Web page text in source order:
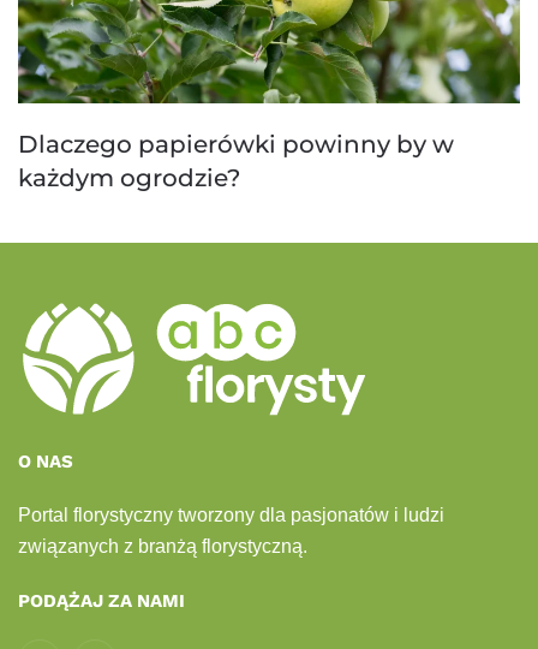
Dlaczego papierówki powinny by w
każdym ogrodzie?
O NAS
Portal florystyczny tworzony dla pasjonatów i ludzi
związanych z branżą florystyczną.
PODĄŻAJ ZA NAMI